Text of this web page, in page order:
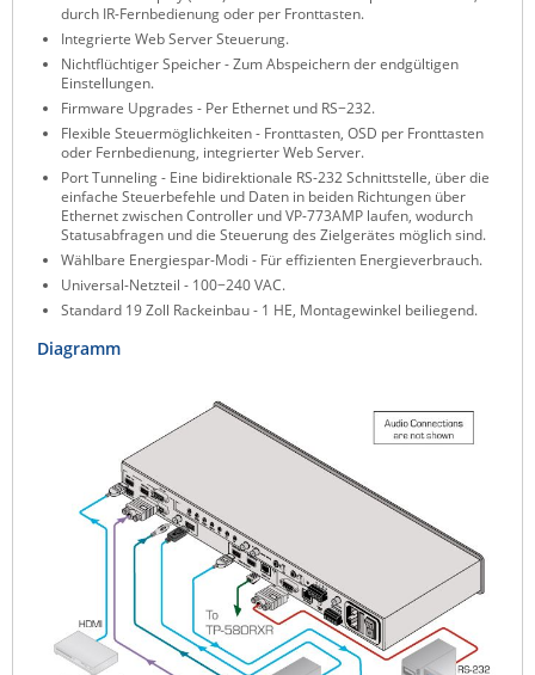
durch IR-Fernbedienung oder per Fronttasten.
Integrierte Web Server Steuerung.
Nichtflüchtiger Speicher - Zum Abspeichern der endgültigen
Einstellungen.
Firmware Upgrades - Per Ethernet und RS−232.
Flexible Steuermöglichkeiten - Fronttasten, OSD per Fronttasten
oder Fernbedienung, integrierter Web Server.
Port Tunneling - Eine bidirektionale RS-232 Schnittstelle, über die
einfache Steuerbefehle und Daten in beiden Richtungen über
Ethernet zwischen Controller und VP-773AMP laufen, wodurch
Statusabfragen und die Steuerung des Zielgerätes möglich sind.
Wählbare Energiespar-Modi - Für effizienten Energieverbrauch.
Universal-Netzteil - 100−240 VAC.
Standard 19 Zoll Rackeinbau - 1 HE, Montagewinkel beiliegend.
Diagramm